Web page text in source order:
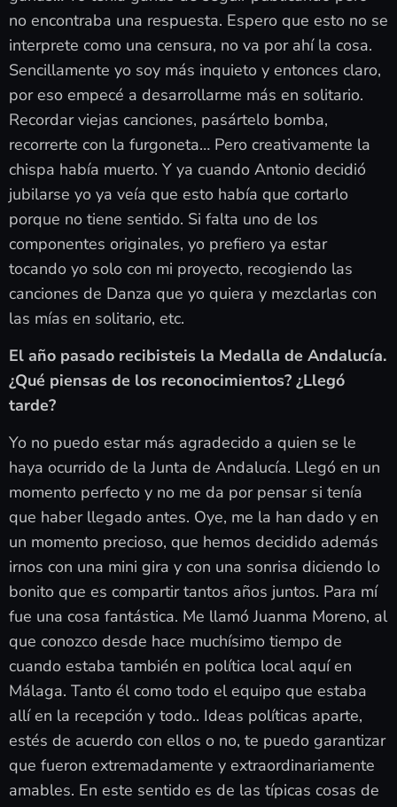
no encontraba una respuesta. Espero que esto no se
interprete como una censura, no va por ahí la cosa.
Sencillamente yo soy más inquieto y entonces claro,
por eso empecé a desarrollarme más en solitario.
Recordar viejas canciones, pasártelo bomba,
recorrerte con la furgoneta… Pero creativamente la
chispa había muerto. Y ya cuando Antonio decidió
jubilarse yo ya veía que esto había que cortarlo
porque no tiene sentido. Si falta uno de los
componentes originales, yo prefiero ya estar
tocando yo solo con mi proyecto, recogiendo las
canciones de Danza que yo quiera y mezclarlas con
las mías en solitario, etc.
El año pasado recibisteis la Medalla de Andalucía.
¿Qué piensas de los reconocimientos? ¿Llegó
tarde?
Yo no puedo estar más agradecido a quien se le
haya ocurrido de la Junta de Andalucía. Llegó en un
momento perfecto y no me da por pensar si tenía
que haber llegado antes. Oye, me la han dado y en
un momento precioso, que hemos decidido además
irnos con una mini gira y con una sonrisa diciendo lo
bonito que es compartir tantos años juntos. Para mí
fue una cosa fantástica. Me llamó Juanma Moreno, al
que conozco desde hace muchísimo tiempo de
cuando estaba también en política local aquí en
Málaga. Tanto él como todo el equipo que estaba
allí en la recepción y todo.. Ideas políticas aparte,
estés de acuerdo con ellos o no, te puedo garantizar
que fueron extremadamente y extraordinariamente
amables. En este sentido es de las típicas cosas de